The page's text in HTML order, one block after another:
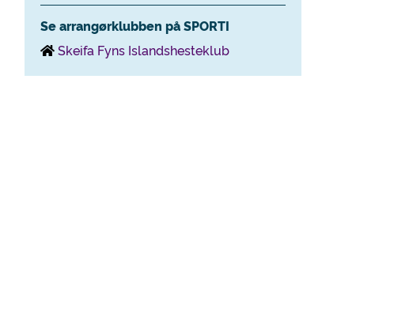
Se arrangørklubben på SPORTI
Skeifa Fyns Islandshesteklub